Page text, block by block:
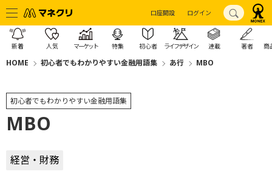
口座開設 ログイン
新着 人気 マーケット 特集 初心者 ライフデザイン 連載 著者 商
HOME 初心者でもわかりやすい金融用語集 あ行 MBO
初心者でもわかりやすい金融用語集
MBO
経営・財務